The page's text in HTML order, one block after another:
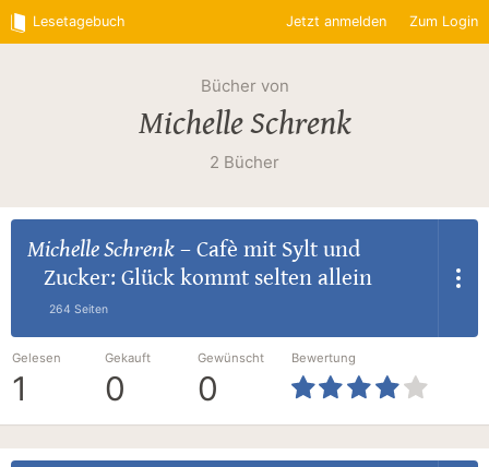
Lesetagebuch Jetzt anmelden Zum Login
Bücher von
Michelle Schrenk
2 Bücher
Michelle Schrenk– Cafè mit Sylt und
Zucker: Glück kommt selten allein
264 Seiten
Gelesen
1
Gekauft
0
Gewünscht
0
Bewertung